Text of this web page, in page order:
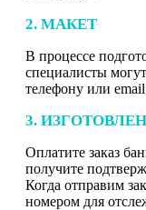
2. МАКЕТ
В процессе
специалисты
телефону или email
3.
Оплатите заказ
получите
Когда отправим
номером для